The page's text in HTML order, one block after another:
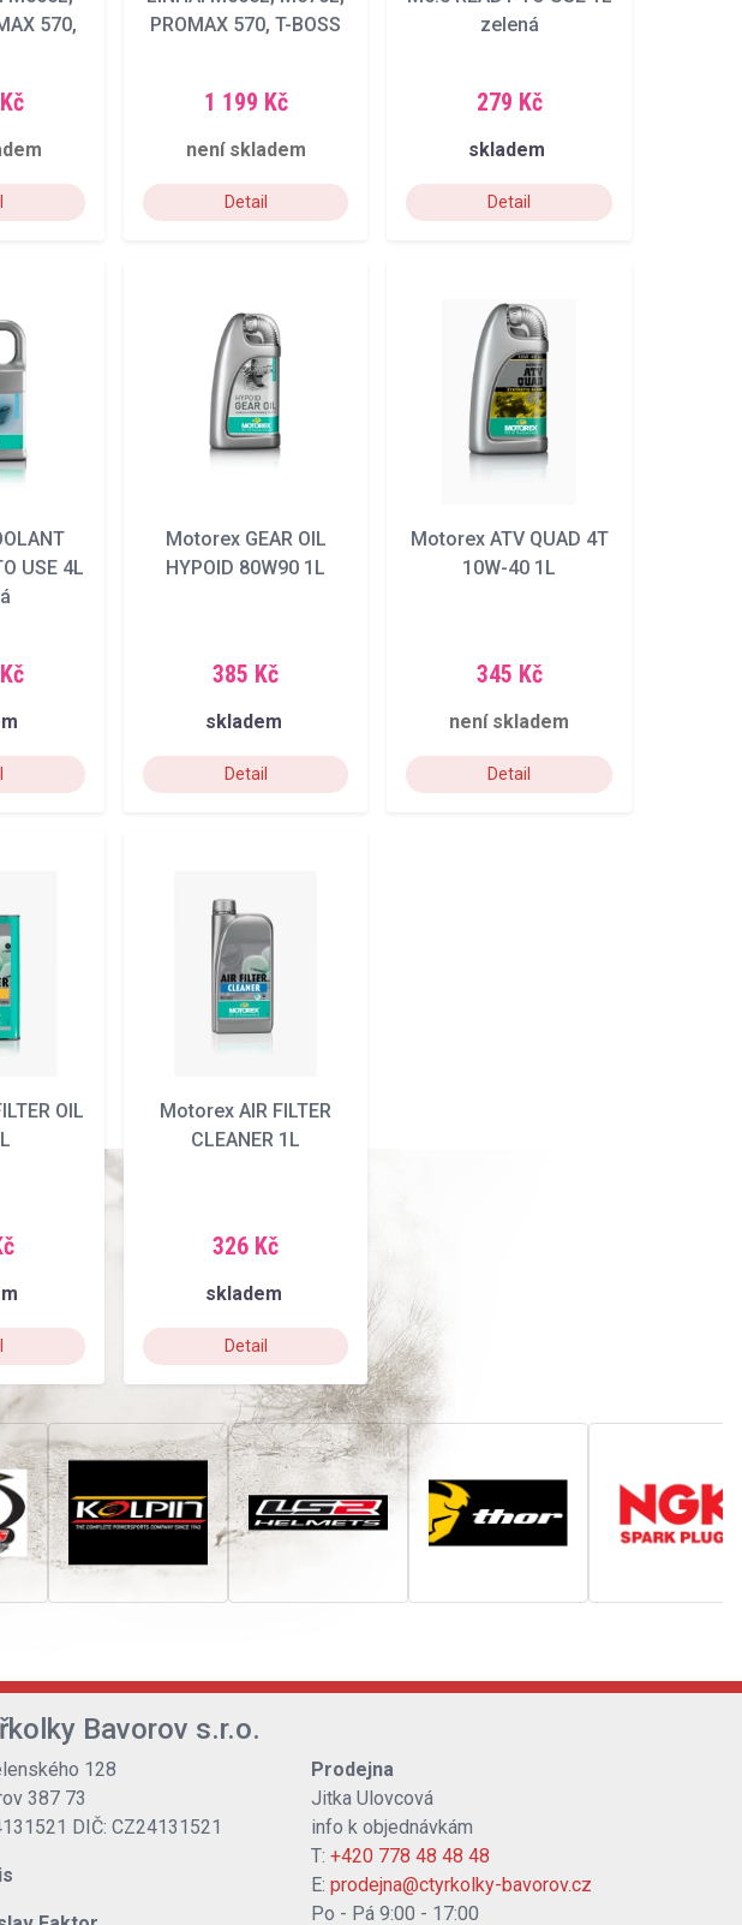
570,
PROMAX 570, T-BOSS
1 199 Kč
není skladem
Detail
zelená
279 Kč
skladem
Detail
USE 4L
Motorex GEAR OIL
HYPOID 80W90 1L
385 Kč
skladem
Detail
Motorex ATV QUAD 4T
10W-40 1L
345 Kč
není skladem
Detail
OIL
Motorex AIR FILTER
CLEANER 1L
326 Kč
skladem
Detail
Bavorov s.r.o.
128
387 73
DIČ: CZ24131521
Prodejna
Jitka Ulovcová
info k objednávkám
T: +420 778 48 48 48
E: prodejna@ctyrkolky-bavorov.cz
Po - Pá 9:00 - 17:00